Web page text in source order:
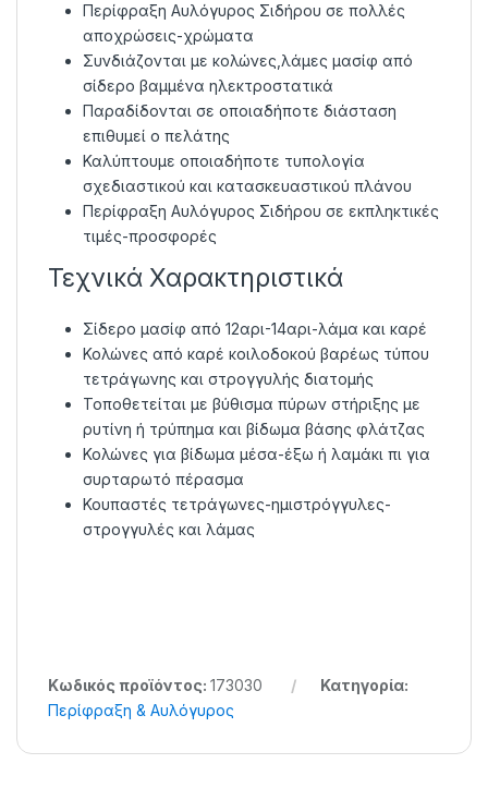
Περίφραξη Αυλόγυρος Σιδήρου σε πολλές
αποχρώσεις-χρώματα
Συνδιάζονται με κολώνες,λάμες μασίφ από
σίδερο βαμμένα ηλεκτροστατικά
Παραδίδονται σε οποιαδήποτε διάσταση
επιθυμεί ο πελάτης
Καλύπτουμε οποιαδήποτε τυπολογία
σχεδιαστικού και κατασκευαστικού πλάνου
Περίφραξη Αυλόγυρος Σιδήρου σε εκπληκτικές
τιμές-προσφορές
Τεχνικά Χαρακτηριστικά
Σίδερο μασίφ από 12αρι-14αρι-λάμα και καρέ
Κολώνες από καρέ κοιλοδοκού βαρέως τύπου
τετράγωνης και στρογγυλής διατομής
Τοποθετείται με βύθισμα πύρων στήριξης με
ρυτίνη ή τρύπημα και βίδωμα βάσης φλάτζας
Κολώνες για βίδωμα μέσα-έξω ή λαμάκι πι για
συρταρωτό πέρασμα
Κουπαστές τετράγωνες-ημιστρόγγυλες-
στρογγυλές και λάμας
Κωδικός προϊόντος: 173030
Κατηγορία:
Περίφραξη & Αυλόγυρος